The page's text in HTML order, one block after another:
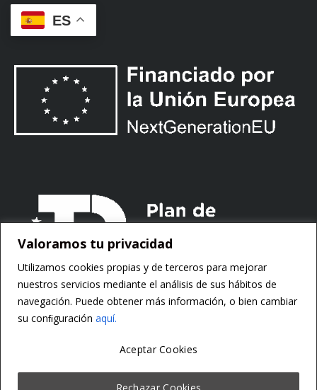
Valoramos tu privacidad
Utilizamos cookies propias y de terceros para mejorar
nuestros servicios mediante el análisis de sus hábitos de
navegación. Puede obtener más información, o bien cambiar
su conﬁguración aquí.
Rechazar Cookies
Aceptar Cookies
ES